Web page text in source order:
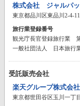
株式会社 ジャルパッ
東京都品川区東品川2-4-
旅行業登録番号
観光庁長官登録旅行業
一般社団法人 日本旅行
受託販売会社
楽天グループ株式会社
東京都世田谷区玉川一丁